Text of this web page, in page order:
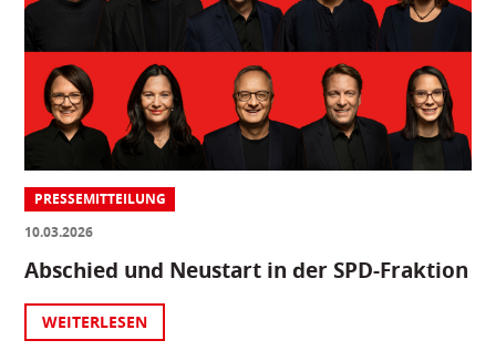
PRESSEMITTEILUNG
10.03.2026
Abschied und Neustart in der SPD-Fraktion
WEITERLESEN